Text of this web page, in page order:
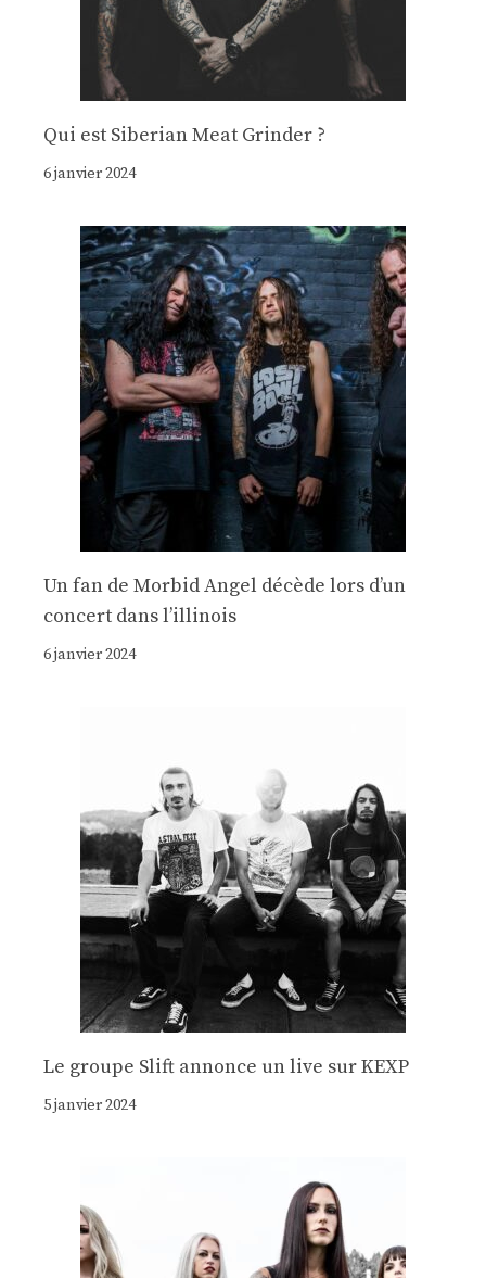
Qui est Siberian Meat Grinder ?
6 janvier 2024
Un fan de Morbid Angel décède lors d’un
concert dans l’illinois
6 janvier 2024
Le groupe Slift annonce un live sur KEXP
5 janvier 2024